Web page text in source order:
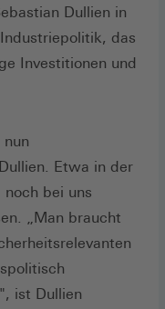
Dullien in
das
Investitionen und
Etwa in der
bei uns
„Man braucht
ist Dullien